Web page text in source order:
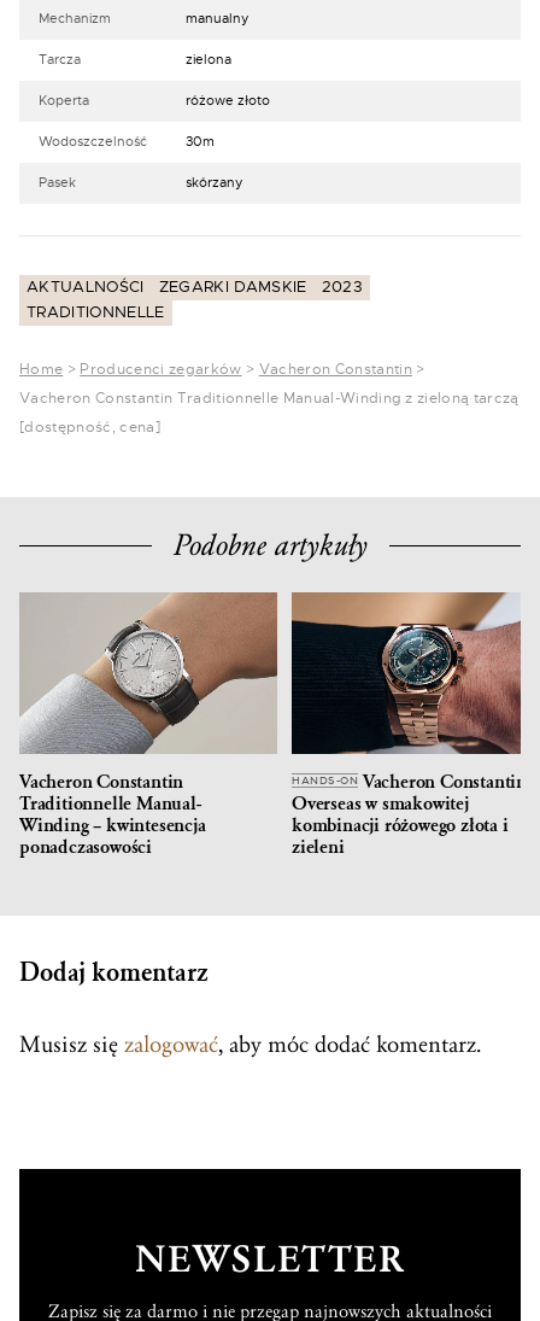
Mechanizm manualny
Tarcza zielona
Koperta różowe złoto
Wodoszczelność 30m
Pasek skórzany
AKTUALNOŚCI ZEGARKI DAMSKIE
2023
TRADITIONNELLE
Home > Producenci zegarków > Vacheron Constantin >
Vacheron Constantin Traditionnelle Manual-Winding z zieloną tarczą
[dostępność, cena]
Podobne artykuły
Vacheron Constantin
Traditionnelle Manual-
Winding – kwintesencja
ponadczasowości
HANDS-ON Vacheron Constantin
Overseas w smakowitej
kombinacji różowego złota i
zieleni
Dodaj komentarz
Musisz się zalogować, aby móc dodać komentarz.
NEWSLETTER
Zapisz się za darmo i nie przegap najnowszych aktualności